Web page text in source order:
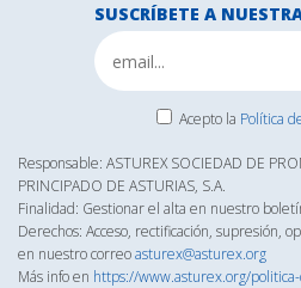
SUSCRÍBETE A
Acepto la Política
Responsable: ASTUREX SOCIEDAD DE
PRINCIPADO DE ASTURIAS, S.A.
Finalidad: Gestionar el alta en nuestro
Derechos: Acceso, rectificación, supresión,
en nuestro correoasturex@asturex.org
Más info en https://www.asturex.org/